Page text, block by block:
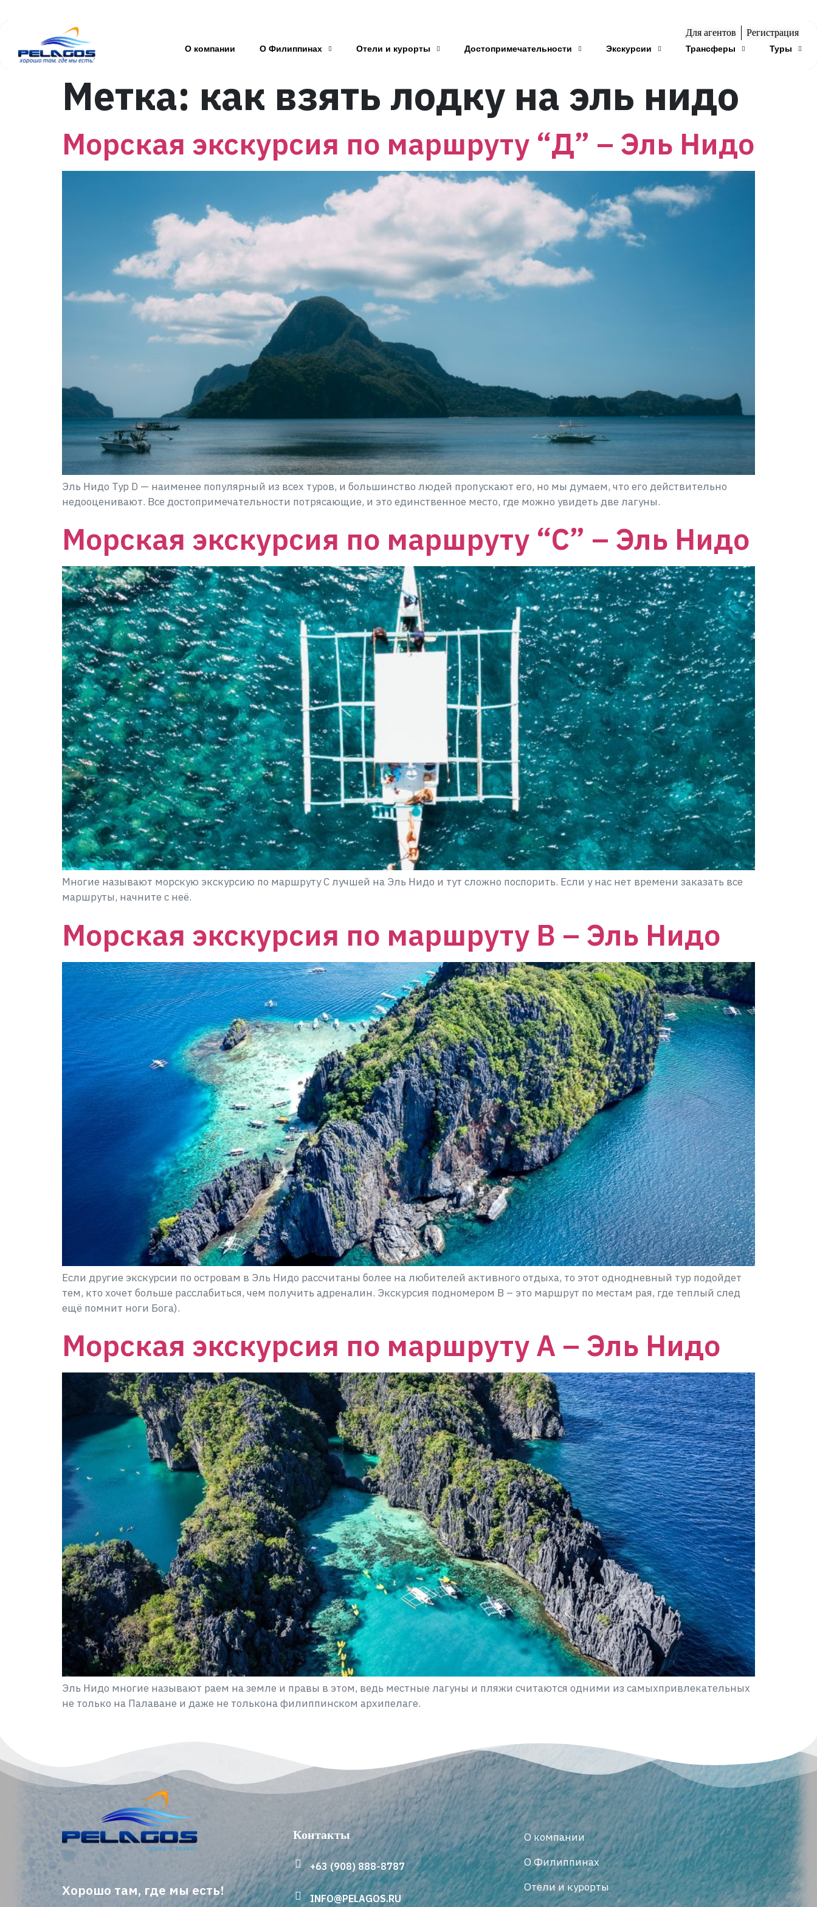
Для агентов Регистрация
О компании О Филиппинах Отели и курорты Достопримечательности Экскурсии Трансферы Туры
Метка: как взять лодку на эль нидо
Морская экскурсия по маршруту “Д” – Эль Нидо
Эль Нидо Тур D — наименее популярный из всех туров, и большинство людей пропускают его, но мы думаем, что его действительно
недооценивают. Все достопримечательности потрясающие, и это единственное место, где можно увидеть две лагуны.
Морская экскурсия по маршруту “С” – Эль Нидо
Многие называют морскую экскурсию по маршруту С лучшей на Эль Нидо и тут сложно поспорить. Если у нас нет времени заказать все
маршруты, начните с неё.
Морская экскурсия по маршруту B – Эль Нидо
Если другие экскурсии по островам в Эль Нидо рассчитаны более на любителей активного отдыха, то этот однодневный тур подойдет
тем, кто хочет больше расслабиться, чем получить адреналин. Экскурсия подномером B – это маршрут по местам рая, где теплый след
ещё помнит ноги Бога).
Морская экскурсия по маршруту А – Эль Нидо
Эль Нидо многие называют раем на земле и правы в этом, ведь местные лагуны и пляжи считаются одними из самыхпривлекательных
не только на Палаване и даже не толькона филиппинском архипелаге.
Хорошо там, где мы есть!
Контакты
+63 (908) 888-8787
INFO@PELAGOS.RU
О компании
О Филиппинах
Отели и курорты